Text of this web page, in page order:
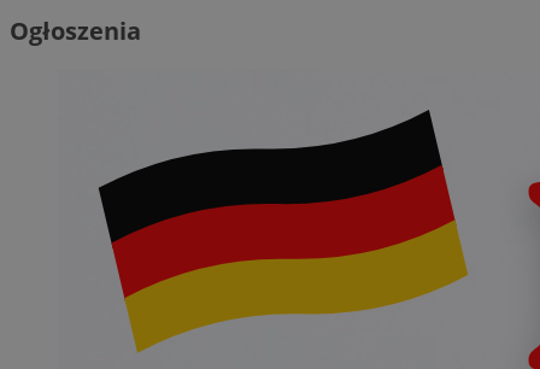
Ogłoszenia